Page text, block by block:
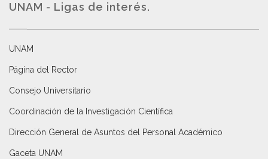
UNAM - Ligas de interés.
UNAM
Página del Rector
Consejo Universitario
Coordinación de la Investigación Científica
Dirección General de Asuntos del Personal Académico
Gaceta UNAM